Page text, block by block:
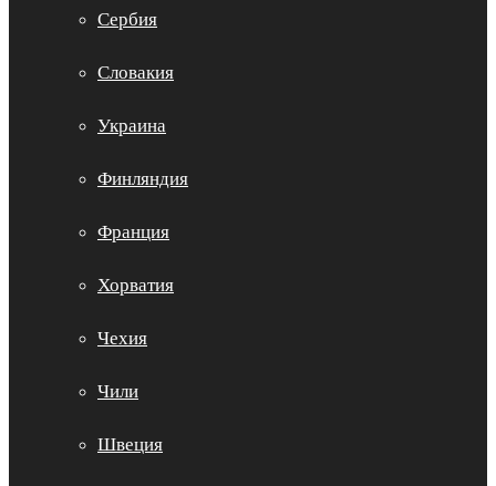
Сербия
Словакия
Украина
Финляндия
Франция
Хорватия
Чехия
Чили
Швеция